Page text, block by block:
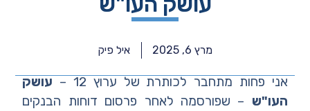
מרץ 6, 2025 איל פיק
אני פחות מתחבר לכותרת של ערוץ 12 –
עושק
העו"ש – שפורסמה לאחר פרסום דוחות הבנקים